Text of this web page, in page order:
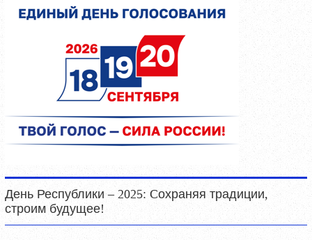
День Республики – 2025: Cохраняя традиции,
строим будущее!